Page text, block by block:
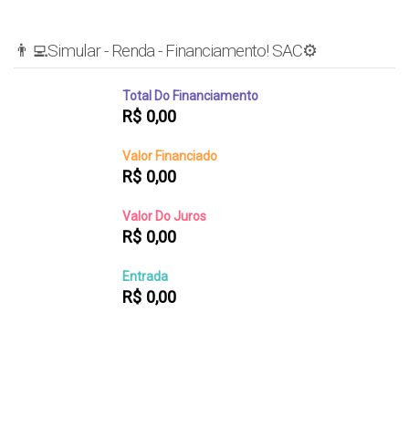
👨‍💻Simular - Renda - Financiamento! SAC⚙️
Total Do Financiamento
R$ 0,00
Valor Financiado
R$ 0,00
Valor Do Juros
R$ 0,00
Entrada
R$ 0,00